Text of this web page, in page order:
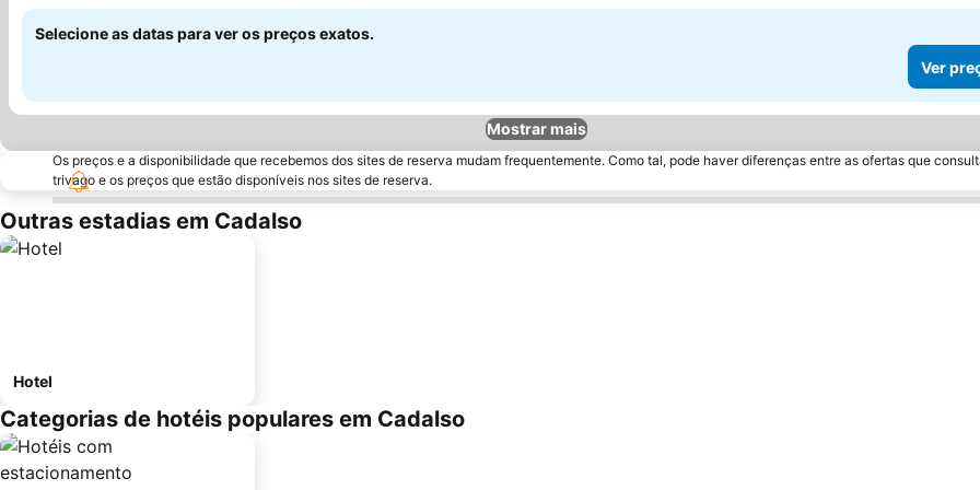
Selecione as datas para ver os preços exatos.
Ver
Mostrar mais
Os preços e a disponibilidade que recebemos dos sites de reserva mudam frequentemente. Como tal, pode haver diferenças entre as ofertas que
trivago e os preços que estão disponíveis nos sites de reserva.
Outras estadias em Cadalso
Hotel
Categorias de hotéis populares em Cadalso